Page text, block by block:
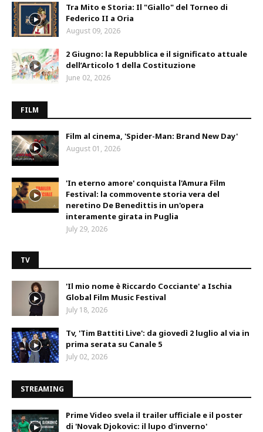
Tra Mito e Storia: Il "Giallo" del Torneo di
Federico II a Oria
August 09, 2026
2 Giugno: la Repubblica e il significato attuale
dell’Articolo 1 della Costituzione
June 02, 2026
FILM
Film al cinema, 'Spider-Man: Brand New Day'
August 01, 2026
'In eterno amore' conquista l'Amura Film
Festival: la commovente storia vera del
neretino De Benedittis in un'opera
interamente girata in Puglia
July 29, 2026
TV
'Il mio nome è Riccardo Cocciante' a Ischia
Global Film Music Festival
July 18, 2026
Tv, 'Tim Battiti Live': da giovedì 2 luglio al via in
prima serata su Canale 5
July 02, 2026
STREAMING
Prime Video svela il trailer ufficiale e il poster
di 'Novak Djokovic: il lupo d'inverno'